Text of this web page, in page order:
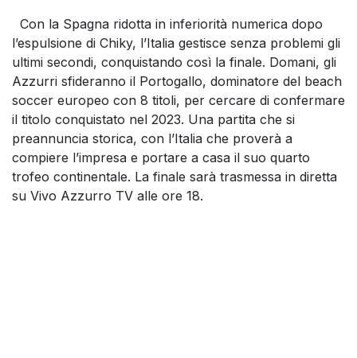
Con la Spagna ridotta in inferiorità numerica dopo
l’espulsione di Chiky, l’Italia gestisce senza problemi gli
ultimi secondi, conquistando così la finale. Domani, gli
Azzurri sfideranno il Portogallo, dominatore del beach
soccer europeo con 8 titoli, per cercare di confermare
il titolo conquistato nel 2023. Una partita che si
preannuncia storica, con l’Italia che proverà a
compiere l’impresa e portare a casa il suo quarto
trofeo continentale. La finale sarà trasmessa in diretta
su Vivo Azzurro TV alle ore 18.